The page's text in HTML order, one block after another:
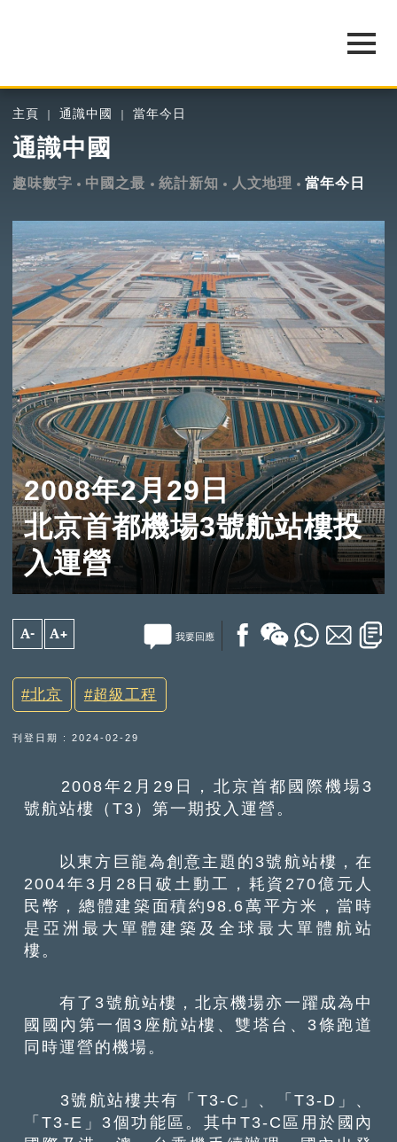
主頁 通識中國 當年今日
通識中國
趣味數字 中國之最 統計新知 人文地理 當年今日
2008年2月29日
北京首都機場3號航站樓投
入運營
A- A+ 我要回應
北京 超級工程
刊登日期 : 2024-02-29
2008年2月29日，北京首都國際機場3
號航站樓（T3）第一期投入運營。
以東方巨龍為創意主題的3號航站樓，在
2004年3月28日破土動工，耗資270億元人
民幣，總體建築面積約98.6萬平方米，當時
是亞洲最大單體建築及全球最大單體航站
樓。
有了3號航站樓，北京機場亦一躍成為中
國國內第一個3座航站樓、雙塔台、3條跑道
同時運營的機場。
3號航站樓共有「T3-C」、「T3-D」、
「T3-E」3個功能區。其中T3-C區用於國內